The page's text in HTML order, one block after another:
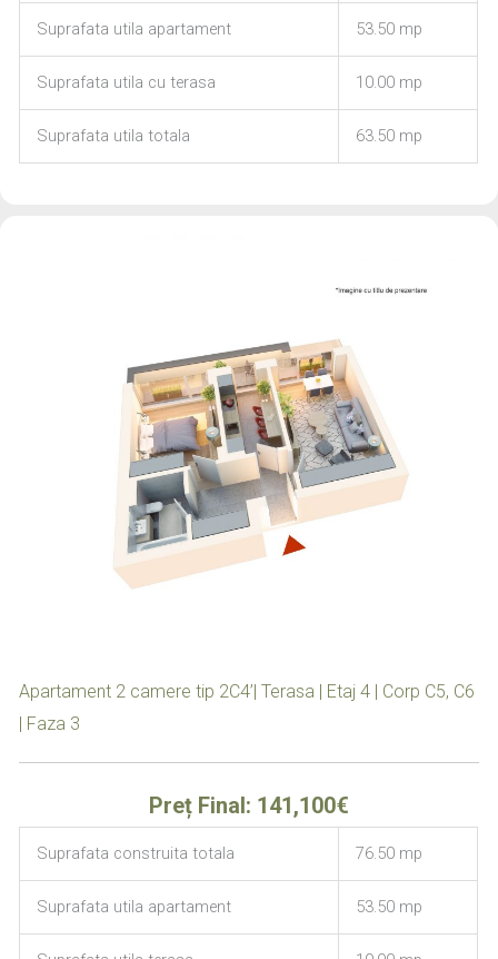
Suprafata utila apartament 53.50 mp
Suprafata utila cu terasa 10.00 mp
Suprafata utila totala 63.50 mp
Apartament 2 camere tip 2C4’| Terasa | Etaj 4 | Corp C5, C6
| Faza 3
Preț Final: 141,100€
Suprafata construita totala 76.50 mp
Suprafata utila apartament 53.50 mp